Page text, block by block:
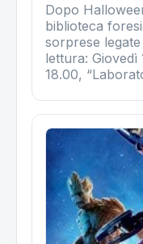
Dopo
biblioteca
sorprese
lettura: Giovedì
18.00,